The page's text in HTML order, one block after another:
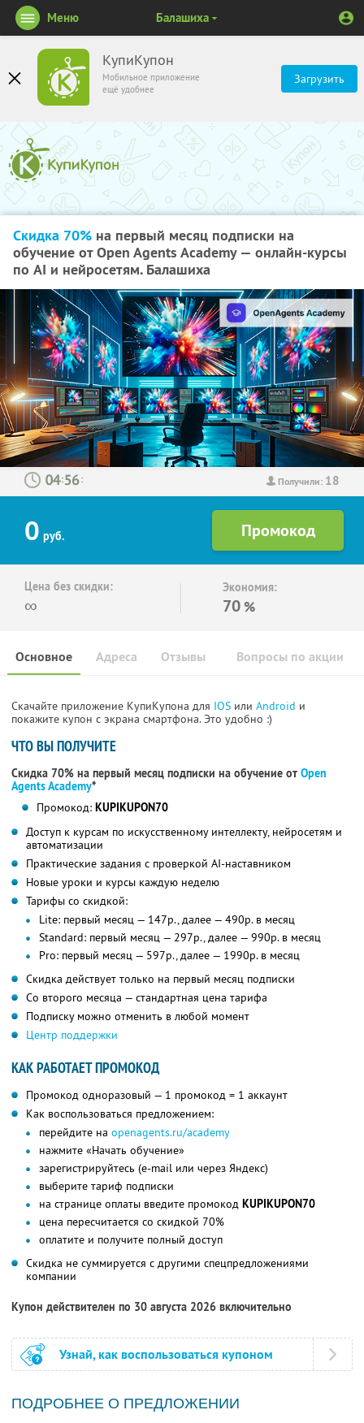
КупиКупон
Мобильное приложение
ещё удобнее
Загрузить
Меню Балашиха
Скидка 70% на первый месяц подписки на
обучение от Open Agents Academy — онлайн-курсы
по AI и нейросетям. Балашиха
Получили: 18
: :
0 руб.
Цена без скидки:
∞
Экономия:
70 %
Основное Отзывы Вопросы по акции
Адреса
Скачайте приложение КупиКупона для IOS или Android и
покажите купон с экрана смартфона. Это удобно :)
ЧТО ВЫ ПОЛУЧИТЕ
Скидка 70% на первый месяц подписки на обучение от Open
Agents Academy*
Промокод: KUPIKUPON70
Доступ к курсам по искусственному интеллекту, нейросетям и
автоматизации
Практические задания с проверкой AI-наставником
Новые уроки и курсы каждую неделю
Тарифы со скидкой:
Lite: первый месяц — 147р., далее — 490р. в месяц
Standard: первый месяц — 297р., далее — 990р. в месяц
Pro: первый месяц — 597р., далее — 1990р. в месяц
Скидка действует только на первый месяц подписки
Со второго месяца — стандартная цена тарифа
Подписку можно отменить в любой момент
Центр поддержки
КАК РАБОТАЕТ ПРОМОКОД
Промокод одноразовый — 1 промокод = 1 аккаунт
Как воспользоваться предложением:
перейдите на openagents.ru/academy
нажмите «Начать обучение»
зарегистрируйтесь (e-mail или через Яндекс)
выберите тариф подписки
на странице оплаты введите промокод KUPIKUPON70
цена пересчитается со скидкой 70%
оплатите и получите полный доступ
Скидка не суммируется с другими спецпредложениями
компании
Купон действителен по 30 августа 2026 включительно
Узнай, как воспользоваться купоном
ПОДРОБНЕЕ О ПРЕДЛОЖЕНИИ